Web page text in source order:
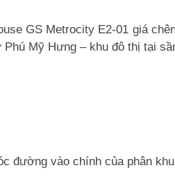
GS Metrocity E2-01 giá
Mỹ Hưng – khu đô thị tại
đường vào chính của phân